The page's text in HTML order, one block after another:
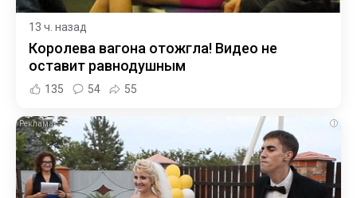
13 ч. назад
Королева вагона отожгла! Видео не
оставит равнодушным
135 54 55
i